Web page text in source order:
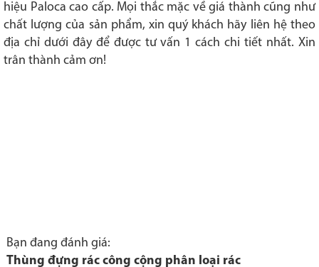
hiệu Paloca cao cấp. Mọi thắc mặc về giá thành cũng như
chất lượng của sản phẩm, xin quý khách hãy liên hệ theo
địa chỉ dưới đây để được tư vấn 1 cách chi tiết nhất. Xin
trân thành cảm ơn!
Bạn đang đánh giá:
Thùng đựng rác công cộng phân loại rác